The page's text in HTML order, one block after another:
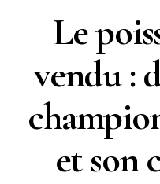
Le
vendu :
et son